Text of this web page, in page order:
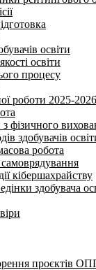
освіти
освіти
процесу
роботи 2025-2026
фізичного
здобувачів
робота
кібершахрайству
здобувача
проєктів